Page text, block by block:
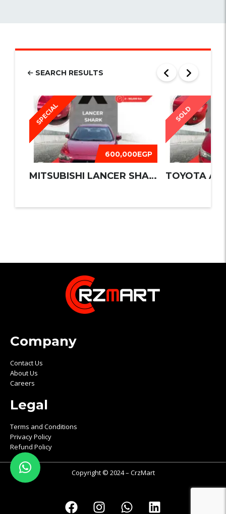
SEARCH RESULTS
SPECIAL
600,000EGP
MITSUBISHI LANCER SHARK 2016
SOLD
TOYOTA
Company
Contact Us
About Us
Careers
Legal
Terms and Conditions
Privacy Policy
Refund Policy
Copyright © 2024 – CrzMart